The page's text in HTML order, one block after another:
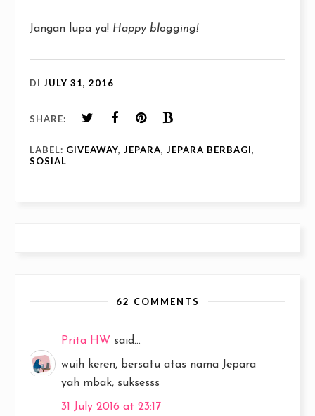
Jangan lupa ya! Happy blogging!
DI JULY 31, 2016
SHARE:
LABEL: GIVEAWAY, JEPARA, JEPARA BERBAGI,
SOSIAL
62 COMMENTS
Prita HW said...
wuih keren, bersatu atas nama Jepara
yah mbak, suksesss
31 July 2016 at 23:17